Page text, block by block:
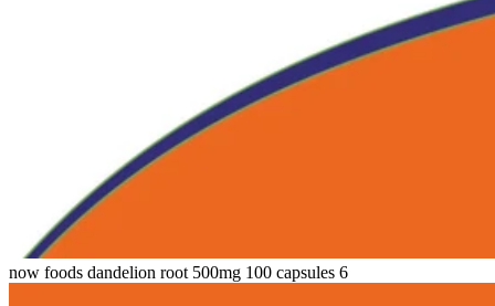
now foods dandelion root 500mg 100 capsules 6